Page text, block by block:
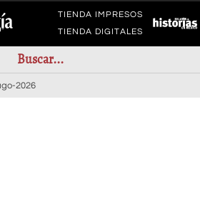
TIENDA IMPRESOS
TIENDA DIGITALES
2026